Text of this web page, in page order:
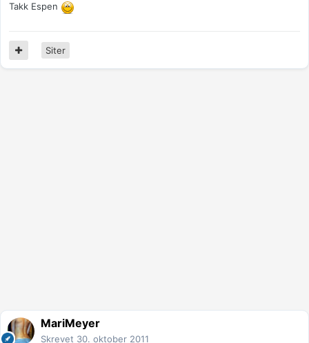
Takk Espen
Siter
MariMeyer
Skrevet 30. oktober 2011